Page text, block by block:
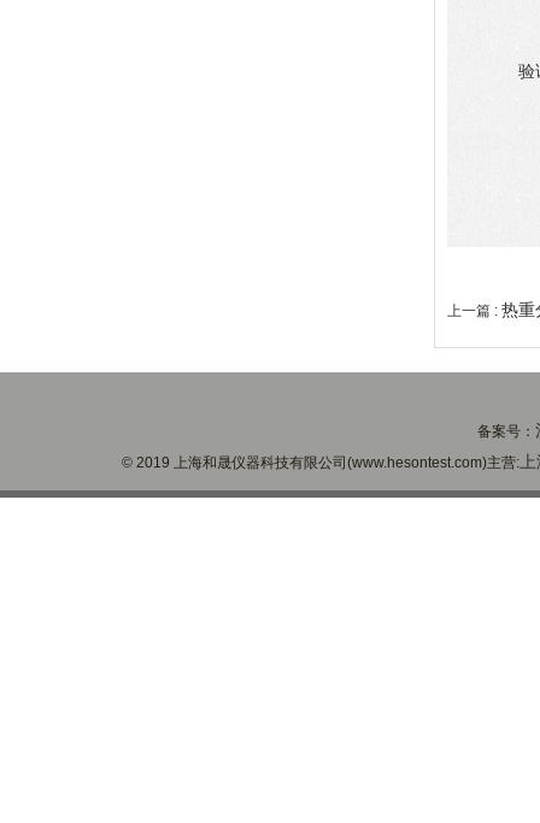
验
上一篇 : 热重
备案号：
© 2019 上海和晟仪器科技有限公司(www.hesontest.com)主营:上